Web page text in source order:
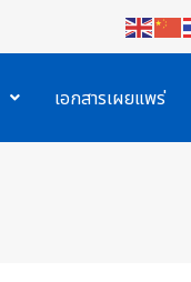
เอกสารเผยแพร่